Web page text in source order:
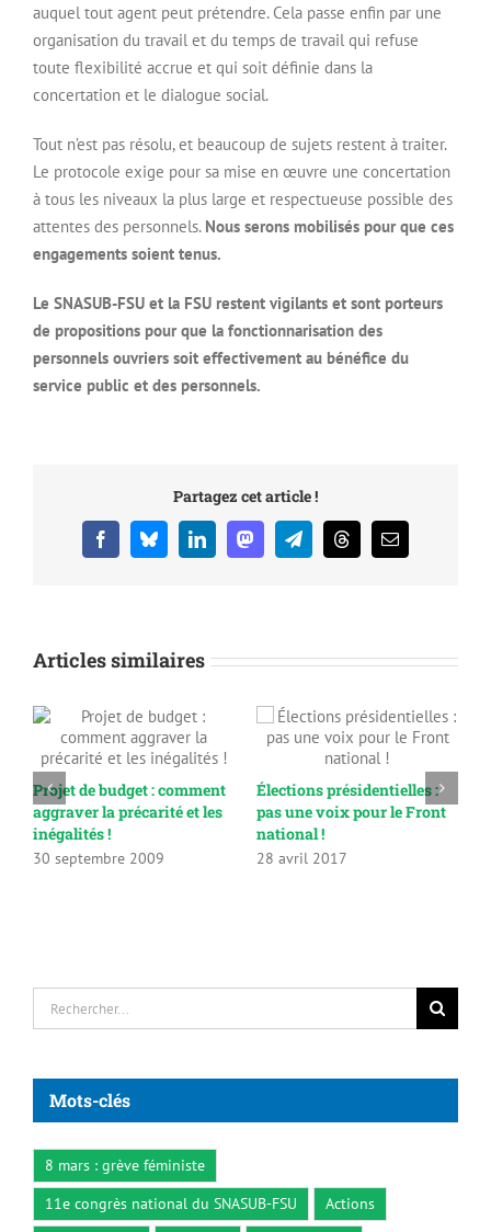
auquel tout agent peut prétendre. Cela passe enfin par une
organisation du travail et du temps de travail qui refuse
toute flexibilité accrue et qui soit définie dans la
concertation et le dialogue social.
Tout n’est pas résolu, et beaucoup de sujets restent à traiter.
Le protocole exige pour sa mise en œuvre une concertation
à tous les niveaux la plus large et respectueuse possible des
attentes des personnels. Nous serons mobilisés pour que ces
engagements soient tenus.
Le SNASUB-FSU et la FSU restent vigilants et sont porteurs
de propositions pour que la fonctionnarisation des
personnels ouvriers soit effectivement au bénéfice du
service public et des personnels.
Partagez cet article !
FacebookBlueskyLinkedInMastodonTelegramThreadsEmail
Articles similaires
Projet de budget : comment
aggraver la précarité et les
inégalités !
30 septembre 2009
Élections présidentielles :
pas une voix pour le Front
national !
28 avril 2017
Rechercher:
Mots-clés
8 mars : grève féministe
11e congrès national du SNASUB-FSU
Actions